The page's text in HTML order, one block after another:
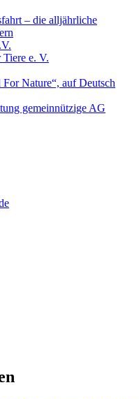
– die alljährliche
e. V.
Nature“, auf Deutsch
gemeinnützige AG